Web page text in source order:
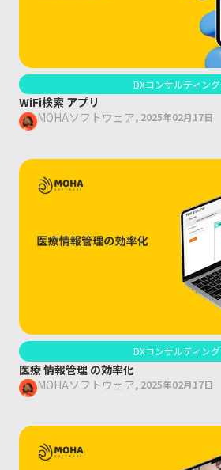
DXコンサルティング
WiFi検索 アプリ
MOHAソフトウェア, 2025年02月17日
DXコンサルティング
医療 情報管理 の効率化
MOHAソフトウェア, 2025年02月17日